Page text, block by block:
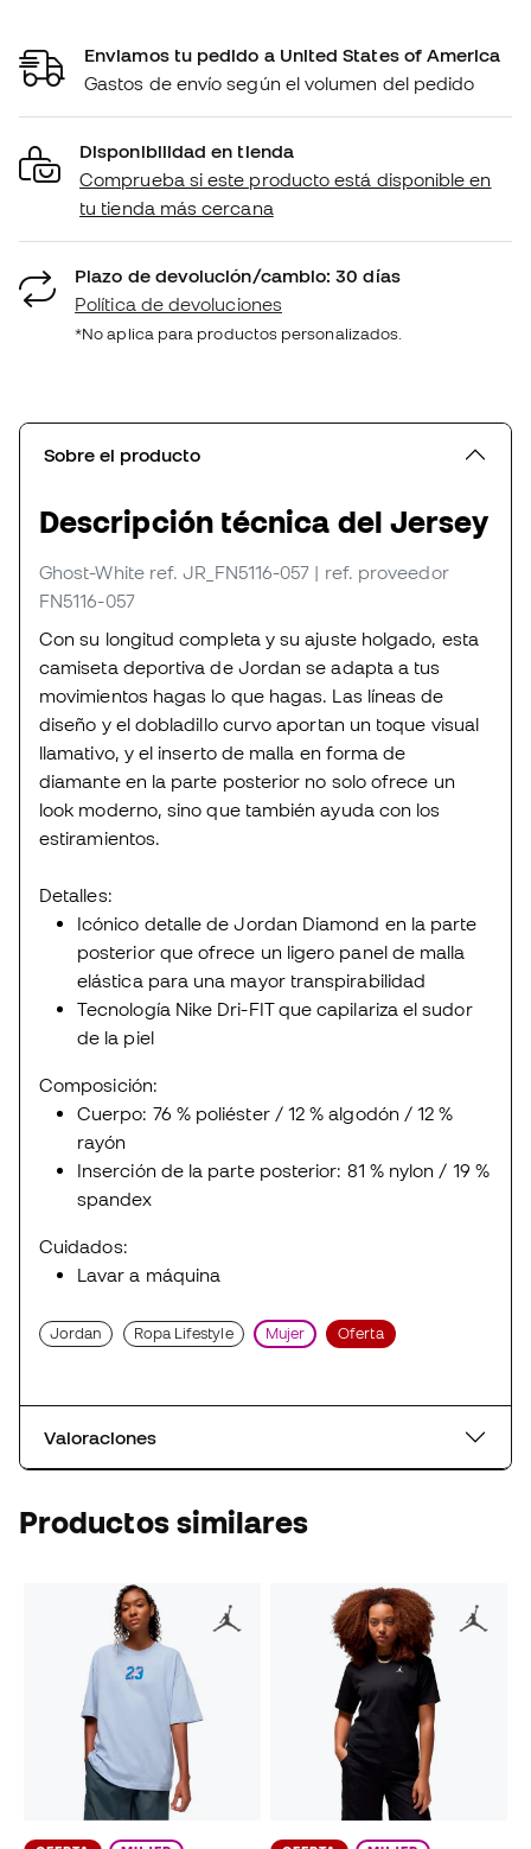
Enviamos tu pedido a United States of America
Gastos de envío según el volumen del pedido
Disponibilidad en tienda
Comprueba si este producto está disponible en
tu tienda más cercana
Plazo de devolución/cambio: 30 días
Política de devoluciones
*No aplica para productos personalizados.
Sobre el producto
Descripción técnica del Jersey
Ghost-White ref. JR_FN5116-057 | ref. proveedor
FN5116-057
Con su longitud completa y su ajuste holgado, esta
camiseta deportiva de Jordan se adapta a tus
movimientos hagas lo que hagas. Las líneas de
diseño y el dobladillo curvo aportan un toque visual
llamativo, y el inserto de malla en forma de
diamante en la parte posterior no solo ofrece un
look moderno, sino que también ayuda con los
estiramientos.
Detalles:
Icónico detalle de Jordan Diamond en la parte
posterior que ofrece un ligero panel de malla
elástica para una mayor transpirabilidad
Tecnología Nike Dri-FIT que capilariza el sudor
de la piel
Composición:
Cuerpo: 76 % poliéster / 12 % algodón / 12 %
rayón
Inserción de la parte posterior: 81 % nylon / 19 %
spandex
Cuidados:
Lavar a máquina
Jordan Ropa Lifestyle Mujer Oferta
Valoraciones
Productos similares